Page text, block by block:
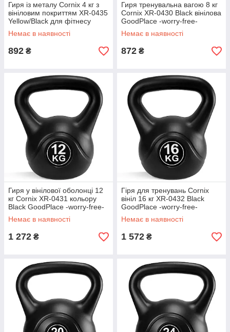
Гиря із металу Cornix 4 кг з
вініловим покриттям XR-0435
Yellow/Black для фітнесу
GoodPlace -worry-free-
shopping-
Немає в наявності
892 ₴
Гиря тренувальна вагою 8 кг
Cornix XR-0430 Black вінілова
GoodPlace -worry-free-
shopping-
Немає в наявності
872 ₴
Гиря у вінілової оболонці 12
кг Cornix XR-0431 кольору
Black GoodPlace -worry-free-
shopping-
Немає в наявності
1 272 ₴
Гіря для тренувань Cornix
вініл 16 кг XR-0432 Black
GoodPlace -worry-free-
shopping-
Немає в наявності
1 572 ₴